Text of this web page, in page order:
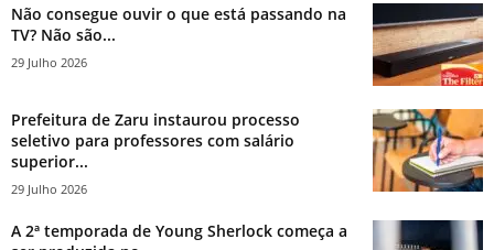
Não consegue ouvir o que está passando na
TV? Não são...
29 Julho 2026
Prefeitura de Zaru instaurou processo
seletivo para professores com salário
superior...
29 Julho 2026
A 2ª temporada de Young Sherlock começa a